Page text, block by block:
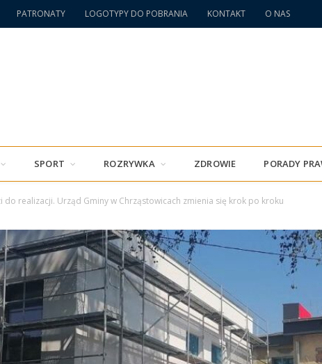
PATRONATY LOGOTYPY DO POBRANIA KONTAKT O NAS
SPORT ROZRYWKA ZDROWIE PORADY
do realizacji. Urząd Gminy w Chrząstowicach zmienia się krok po kroku